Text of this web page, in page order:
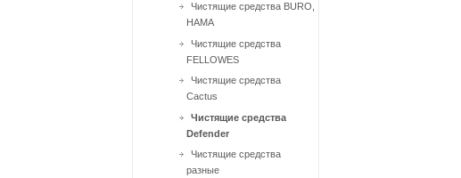
Чистящие средства BURO,
HAMA
Чистящие средства
FELLOWES
Чистящие средства
Cactus
Чистящие средства
Defender
Чистящие средства
разные